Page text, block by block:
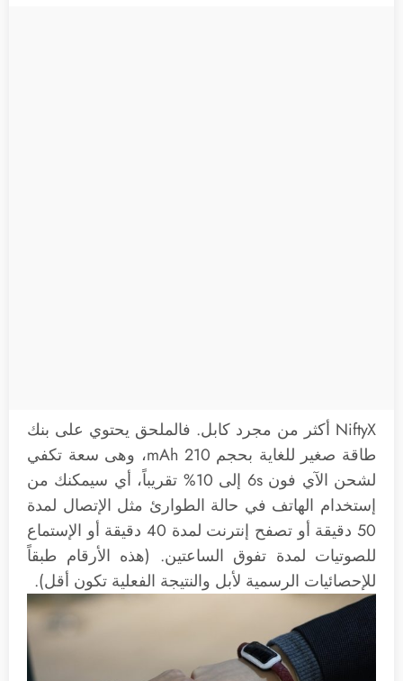
NiftyX أكثر من مجرد كابل. فالملحق يحتوي على بنك
طاقة صغير للغاية بحجم 210 mAh، وهى سعة تكفي
لشحن الآي فون 6s إلى 10% تقريباً، أي سيمكنك من
إستخدام الهاتف في حالة الطوارئ مثل الإتصال لمدة
50 دقيقة أو تصفح إنترنت لمدة 40 دقيقة أو الإستماع
للصوتيات لمدة تفوق الساعتين. (هذه الأرقام طبقاً
للإحصائيات الرسمية لأبل والنتيجة الفعلية تكون أقل).